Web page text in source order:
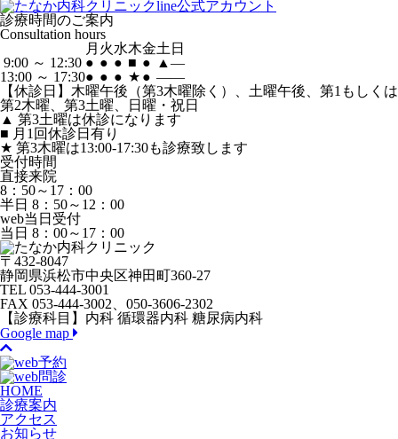
診療時間のご案内
Consultation hours
月 火水木金土 日
9:00 ～ 12:30 ● ● ● ■ ● ▲ ―
13:00 ～ 17:30● ● ● ★ ● ――
【休診日】木曜午後（第3木曜除く）、土曜午後、第1もしくは
第2木曜、第3土曜、日曜・祝日
▲ 第3土曜は休診になります
■ 月1回休診日有り
★ 第3木曜は13:00-17:30も診療致します
受付時間
直接来院
8：50～17：00
半日 8：50～12：00
web当日受付
当日 8：00～17：00
〒432-8047
静岡県浜松市中央区神田町360-27
TEL 053-444-3001
FAX 053-444-3002、050-3606-2302
【診療科目】内科 循環器内科 糖尿病内科
Google map
HOME
診療案内
アクセス
お知らせ